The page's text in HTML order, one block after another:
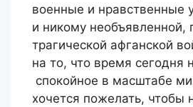
военные и нравственные
и никому необъявленной,
трагической афганской
на то, что время сегодня
спокойное в масштабе
хочется пожелать, чтобы